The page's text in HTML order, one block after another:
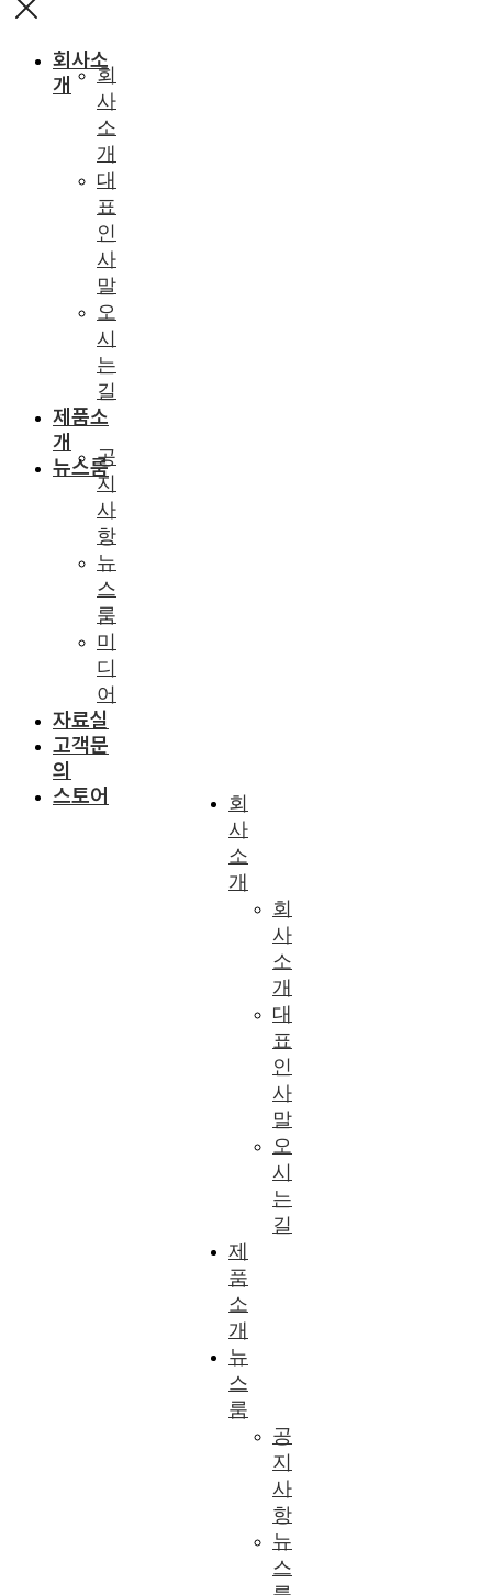
회사소
개
회
사
소
개
대
표
인
사
말
오
시
는
길
제품소
개
뉴스룸
공
지
사
항
뉴
스
룸
미
디
어
자료실
고객문
의
스토어
회
사
소
개
회
사
소
개
대
표
인
사
말
오
시
는
길
제
품
소
개
뉴
스
룸
공
지
사
항
뉴
스